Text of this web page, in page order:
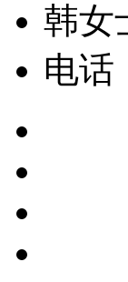
韩女
电话